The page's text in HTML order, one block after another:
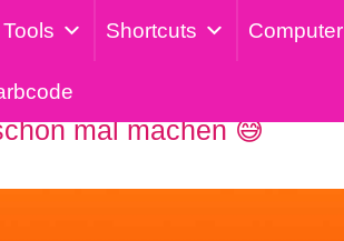
Shortcuts Computer
mal machen 😅